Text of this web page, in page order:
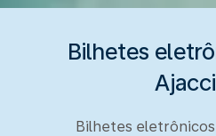
Bilhetes
Bilhetes